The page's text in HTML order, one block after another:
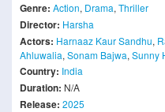
Genre: Action, Drama, Thriller
Director: Harsha
Actors: Harnaaz Kaur Sandhu,
Ahluwalia, Sonam Bajwa, Sunny
Country: India
Duration: N/A
Release: 2025